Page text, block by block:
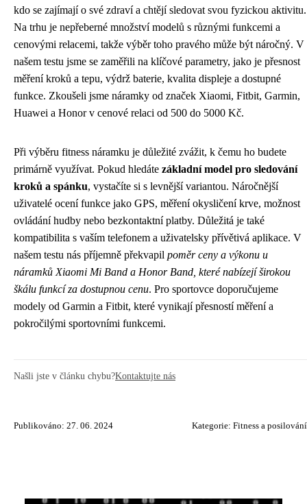
kdo se zajímají o své zdraví a chtějí sledovat svou fyzickou aktivitu.
Na trhu je nepřeberné množství modelů s různými funkcemi a
cenovými relacemi, takže výběr toho pravého může být náročný. V
našem testu jsme se zaměřili na klíčové parametry, jako je přesnost
měření kroků a tepu, výdrž baterie, kvalita displeje a dostupné
funkce. Zkoušeli jsme náramky od značek Xiaomi, Fitbit, Garmin,
Huawei a Honor v cenové relaci od 500 do 5000 Kč.
Při výběru fitness náramku je důležité zvážit, k čemu ho budete
primárně využívat. Pokud hledáte základní model pro sledování
kroků a spánku, vystačíte si s levnější variantou. Náročnější
uživatelé ocení funkce jako GPS, měření okysličení krve, možnost
ovládání hudby nebo bezkontaktní platby. Důležitá je také
kompatibilita s vaším telefonem a uživatelsky přívětivá aplikace. V
našem testu nás příjemně překvapil poměr ceny a výkonu u
náramků Xiaomi Mi Band a Honor Band, které nabízejí širokou
škálu funkcí za dostupnou cenu. Pro sportovce doporučujeme
modely od Garmin a Fitbit, které vynikají přesností měření a
pokročilými sportovními funkcemi.
Našli jste v článku chybu?Kontaktujte nás
Publikováno: 27. 06. 2024 Kategorie: Fitness a posilování